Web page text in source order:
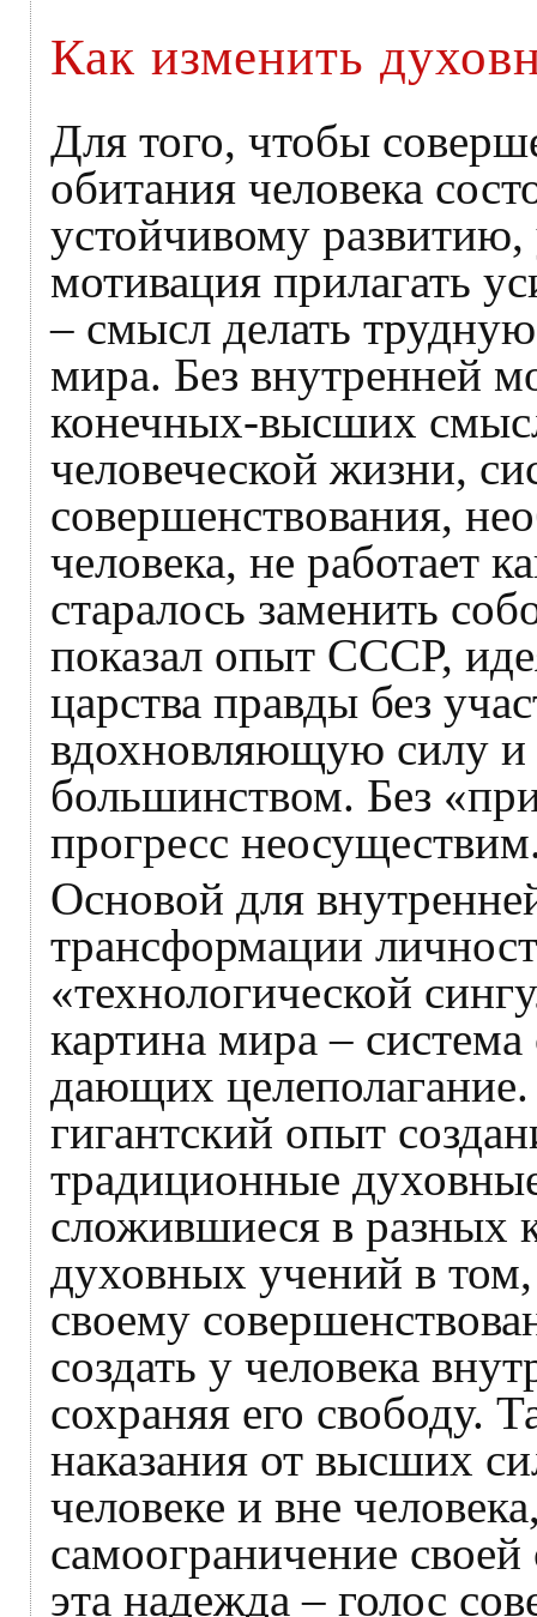
Как изменить
Для того, чтобы
обитания человека
устойчивому
мотивация прилагать
– смысл делать
мира. Без внутренней
конечных-высших
человеческой жизни,
совершенствования,
человека, не работает
старалось заменить
показал опыт СССР,
царства правды без
вдохновляющую силу и
большинством. Без
прогресс
Основой для
трансформации
«технологической
картина мира –
дающих
гигантский опыт
традиционные
сложившиеся в разных
духовных учений в
своему
создать у человека
сохраняя его свободу.
наказания от высших
человеке и вне
самоограничение
эта надежда – голос